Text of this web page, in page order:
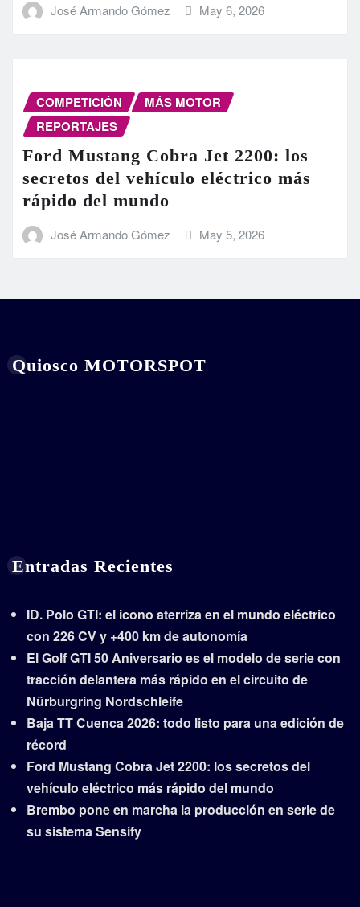
José Armando Gómez May 6, 2026
COMPETICIÓN
MÁS MOTOR
REPORTAJES
Ford Mustang Cobra Jet 2200: los
secretos del vehículo eléctrico más
rápido del mundo
José Armando Gómez May 5, 2026
Quiosco MOTORSPOT
Entradas Recientes
ID. Polo GTI: el icono aterriza en el mundo eléctrico
con 226 CV y +400 km de autonomía
El Golf GTI 50 Aniversario es el modelo de serie con
tracción delantera más rápido en el circuito de
Nürburgring Nordschleife
Baja TT Cuenca 2026: todo listo para una edición de
récord
Ford Mustang Cobra Jet 2200: los secretos del
vehículo eléctrico más rápido del mundo
Brembo pone en marcha la producción en serie de
su sistema Sensify